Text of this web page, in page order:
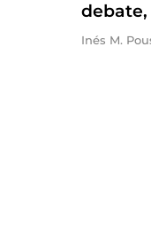
debate,
Inés M.